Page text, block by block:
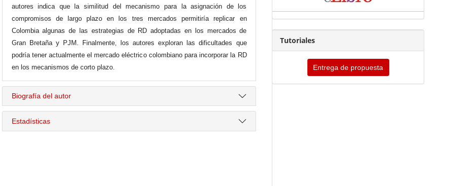
autores indica que la similitud del mecanismo para la asignación de los
compromisos de largo plazo en los tres mercados permitiría replicar en
Colombia algunas de las estrategias de RD adoptadas en los mercados de
Gran Bretaña y PJM. Finalmente, los autores exploran las dificultades que
podría tener actualmente el mercado eléctrico colombiano para incorporar la RD
en los mecanismos de corto plazo.
Biografía del autor
Estadísticas
Tutoriales
Entrega de propuesta